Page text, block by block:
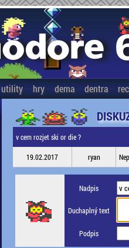
utility hry dema dentra
v cem rozjet ski or die ?
19.02.2017 ryan
Nadpis
Duchaplný text
Podpis